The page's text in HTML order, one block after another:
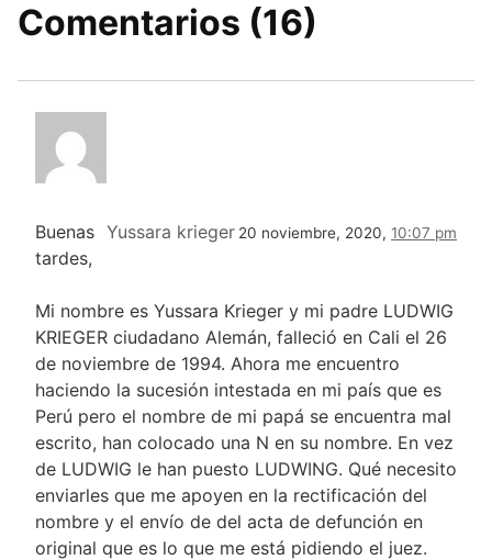
Comentarios (16)
Yussara krieger 20 noviembre, 2020, 10:07 pm
Buenas
tardes,
Mi nombre es Yussara Krieger y mi padre LUDWIG
KRIEGER ciudadano Alemán, falleció en Cali el 26
de noviembre de 1994. Ahora me encuentro
haciendo la sucesión intestada en mi país que es
Perú pero el nombre de mi papá se encuentra mal
escrito, han colocado una N en su nombre. En vez
de LUDWIG le han puesto LUDWING. Qué necesito
enviarles que me apoyen en la rectificación del
nombre y el envío de del acta de defunción en
original que es lo que me está pidiendo el juez.